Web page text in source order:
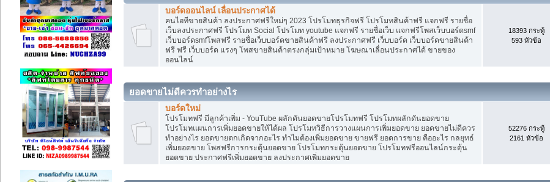
บอร์ดออนไลน์ เลื่อนประกาศได้
คนไอทีขายสินค้า ลงประกาศฟรีใหม่ๆ 2023 โปรโมทธุรกิจฟรี โปรโมทสินค้าฟรี แจกฟรี รายชื่อ
เว็บลงประกาศฟรี โปรโมท Social โปรโมท youtube แจกฟรี รายชื่อเว็บ แจกฟรีโพสเว็บบอร์ดsmf
เว็บบอร์ดsmfโพสฟรี รายชื่อเว็บบอร์ดขายสินค้าฟรี ลงประกาศฟรี เว็บบอร์ด เว็บบอร์ดขายสินค้า
ฟรี ฟรี เว็บบอร์ด แรงๆ โพสขายสินค้าตรงกลุ่มเป้าหมาย โฆษณาเลื่อนประกาศได้ ขายของ
ออนไลน์
18393 กระทู้
593 หัวข้อ
ยอดขายไม่ดีควรทำอย่างไร
บอร์ดใหม่
โปรโมทฟรี มีลูกค้าเพิ่ม - YouTube ผลักดันยอดขายโปรโมทฟรี โปรโมทผลักดันยอดขาย
โปรโมทแผนการเพิ่มยอดขายให้ได้ผล โปรโมทวิธีการวางแผนการเพิ่มยอดขาย ยอดขายไม่ดีควร
ทำอย่างไร ยอดขายตกเกิดจากอะไร ทำไมต้องเพิ่มยอดขาย ขายฟรี ยอดการขาย คืออะไร กลยุทธ์
เพิ่มยอดขาย โพสฟรีการกระตุ้นยอดขาย โปรโมทกระตุ้นยอดขาย โปรโมทฟรีออนไลน์กระตุ้น
ยอดขาย ประกาศฟรีเพิ่มยอดขาย ลงประกาศเพิ่มยอดขาย
52276 กระทู้
2161 หัวข้อ